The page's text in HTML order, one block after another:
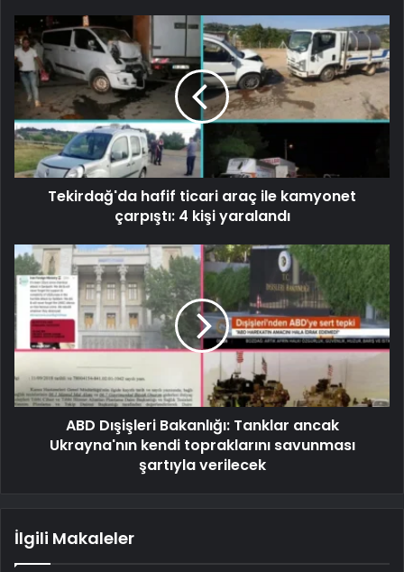
Tekirdağ'da hafif ticari araç ile kamyonet
çarpıştı: 4 kişi yaralandı
ABD Dışişleri Bakanlığı: Tanklar ancak
Ukrayna'nın kendi topraklarını savunması
şartıyla verilecek
İlgili Makaleler